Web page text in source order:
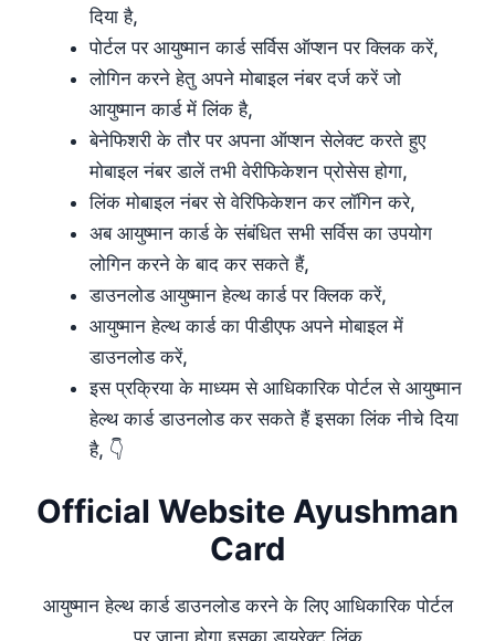
दिया है,
पोर्टल पर आयुष्मान कार्ड सर्विस ऑप्शन पर क्लिक करें,
लोगिन करने हेतु अपने मोबाइल नंबर दर्ज करें जो
आयुष्मान कार्ड में लिंक है,
बेनेफिशरी के तौर पर अपना ऑप्शन सेलेक्ट करते हुए
मोबाइल नंबर डालें तभी वेरीफिकेशन प्रोसेस होगा,
लिंक मोबाइल नंबर से वेरिफिकेशन कर लॉगिन करे,
अब आयुष्मान कार्ड के संबंधित सभी सर्विस का उपयोग
लोगिन करने के बाद कर सकते हैं,
डाउनलोड आयुष्मान हेल्थ कार्ड पर क्लिक करें,
आयुष्मान हेल्थ कार्ड का पीडीएफ अपने मोबाइल में
डाउनलोड करें,
इस प्रक्रिया के माध्यम से आधिकारिक पोर्टल से आयुष्मान
हेल्थ कार्ड डाउनलोड कर सकते हैं इसका लिंक नीचे दिया
है, 👇
Official Website Ayushman
Card
आयुष्मान हेल्थ कार्ड डाउनलोड करने के लिए आधिकारिक पोर्टल